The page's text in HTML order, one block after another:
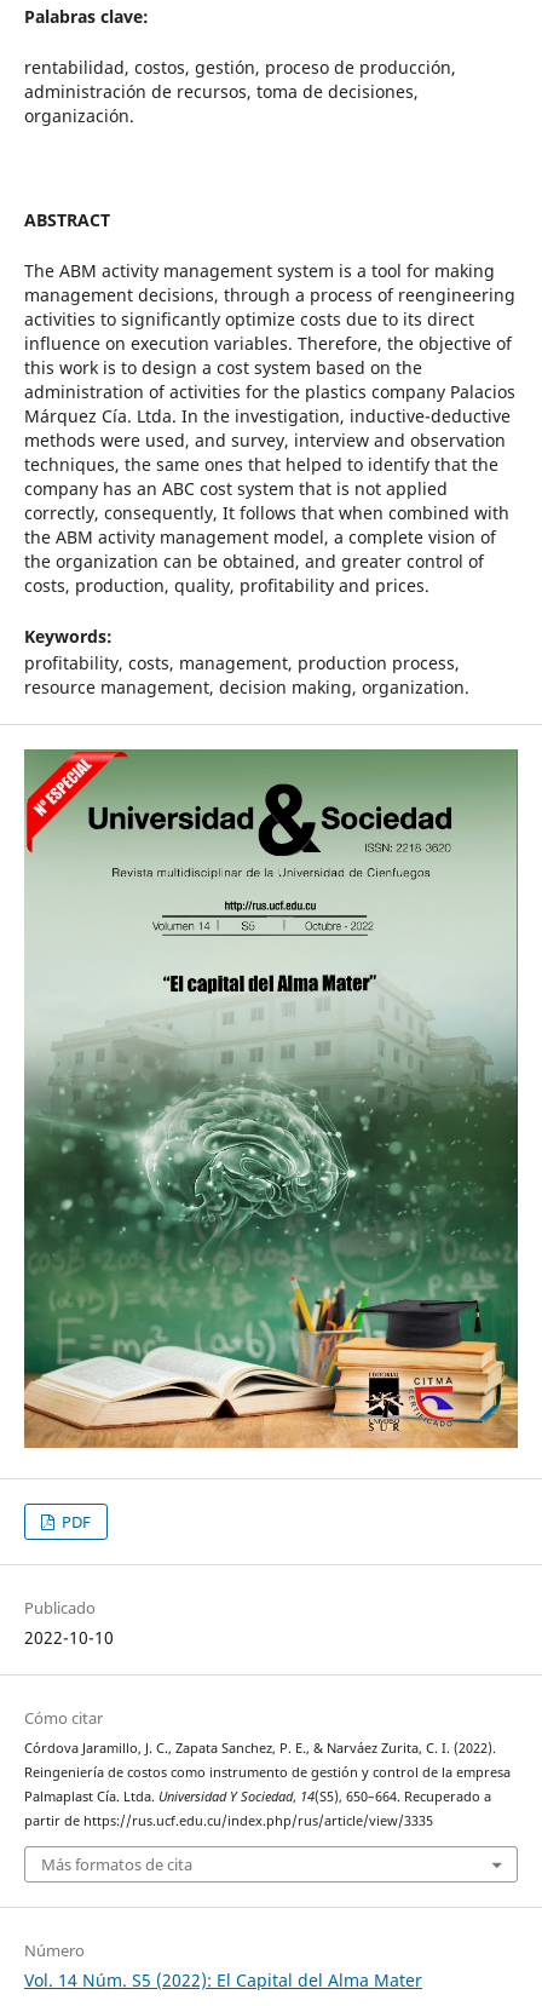
Palabras clave:
rentabilidad, costos, gestión, proceso de producción,
administración de recursos, toma de decisiones,
organización.
ABSTRACT
The ABM activity management system is a tool for making
management decisions, through a process of reengineering
activities to significantly optimize costs due to its direct
influence on execution variables. Therefore, the objective of
this work is to design a cost system based on the
administration of activities for the plastics company Palacios
Márquez Cía. Ltda. In the investigation, inductive-deductive
methods were used, and survey, interview and observation
techniques, the same ones that helped to identify that the
company has an ABC cost system that is not applied
correctly, consequently, It follows that when combined with
the ABM activity management model, a complete vision of
the organization can be obtained, and greater control of
costs, production, quality, profitability and prices.
Keywords:
profitability, costs, management, production process,
resource management, decision making, organization.
PDF
Publicado
2022-10-10
Cómo citar
Córdova Jaramillo, J. C., Zapata Sanchez, P. E., & Narváez Zurita, C. I. (2022).
Reingeniería de costos como instrumento de gestión y control de la empresa
Palmaplast Cía. Ltda. Universidad Y Sociedad, 14(S5), 650–664. Recuperado a
partir de https://rus.ucf.edu.cu/index.php/rus/article/view/3335
Más formatos de cita
Número
Vol. 14 Núm. S5 (2022): El Capital del Alma Mater